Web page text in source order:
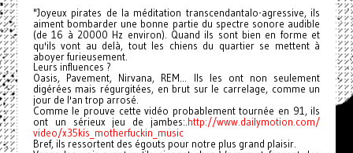
"Joyeux pirates de la méditation transcendantalo-agressive, ils
aiment bombarder une bonne partie du spectre sonore audible
(de 16 à 20000 Hz environ). Quand ils sont bien en forme et
qu'ils vont au delà, tout les chiens du quartier se mettent à
aboyer furieusement.
Leurs influences ?
Oasis, Pavement, Nirvana, REM... Ils les ont non seulement
digérées mais régurgitées, en brut sur le carrelage, comme un
jour de l'an trop arrosé.
Comme le prouve cette vidéo probablement tournée en 91, ils
ont un sérieux jeu de jambes:. http://www.dailymotion.com/
video/x35kis_motherfuckin_ music
Bref, ils ressortent des égouts pour notre plus grand plaisir.